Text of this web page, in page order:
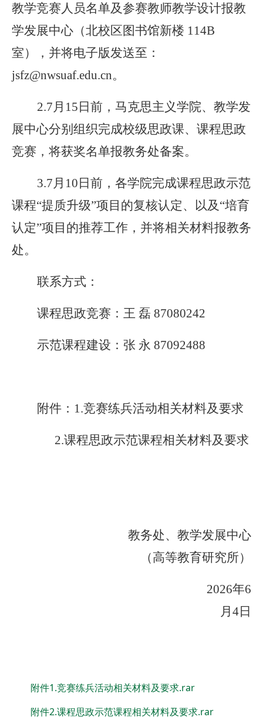
教学竞赛人员名单及参赛教师教学设计报教
学发展中心（北校区图书馆新楼 114B
室），并将电子版发送至：
jsfz@nwsuaf.edu.cn。
2.7 月15日前，马克思主义学院、教学发
展中心分别组织完成校级思政课、课程思政
竞赛，将获奖名单报教务处备案。
3.7 月10日前，各学院完成课程思政示范
课程“提质升级”项目的复核认定、以及“培育
认定”项目的推荐工作，并将相关材料报教务
处。
联系方式：
课程思政竞赛：王 磊 87080242
示范课程建设：张 永 87092488
附件：1.竞赛练兵活动相关材料及要求
2.课程思政示范课程相关材料及要求
教务处、教学发展中心
（高等教育研究所）
2026年6
月4日
附件1.竞赛练兵活动相关材料及要求.rar
附件2.课程思政示范课程相关材料及要求.rar